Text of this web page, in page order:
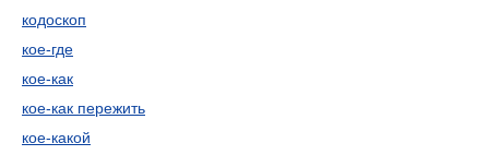
кодоскоп
кое-где
кое-как
кое-как пережить
кое-какой